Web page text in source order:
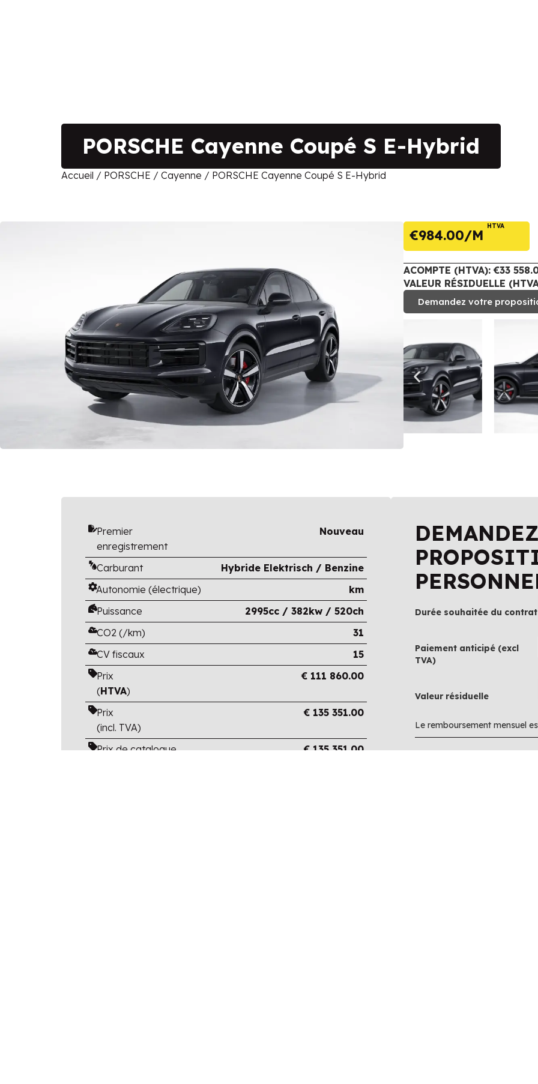
PORSCHE Cayenne Coupé S E-Hybrid
Accueil / PORSCHE / Cayenne / PORSCHE Cayenne Coupé S E-Hybrid
€984.00
HTVA
ACOMPTE (HTVA): €33
VALEUR RÉSIDUELLE
Demandez votre
Premier
enregistrement
Nouveau
Carburant
Hybride Elektrisch / Benzine
Autonomie (électrique)
km
Puissance
2995cc / 382kw / 520ch
CO2 (/km)
31
CV fiscaux
15
Prix
(HTVA)
€ 111 860.00
Prix
(incl. TVA)
€ 135 351.00
Prix de catalogue
€135 351.00
Durée souhaitée du contrat
Paiement anticipé (excl
TVA)
Valeur résiduelle
Le remboursement mensuel